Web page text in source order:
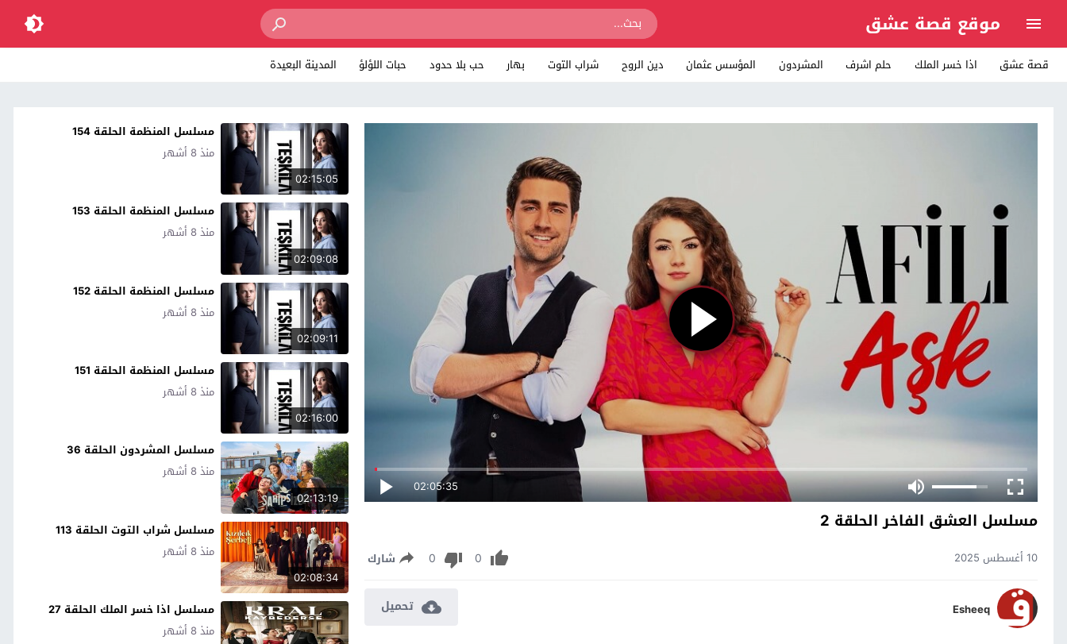
موقع قصة عشق
قصة عشق اذا خسر الملك حلم اشرف المشردون المؤسس عثمان دين الروح شراب التوت بهار حب بلا حدود حبات اللؤلؤ المدينة البعيدة
02:05:35
مسلسل العشق الفاخر الحلقة 2
10 أغسطس 2025 0
0 شارك
Esheeq تحميل
02:15:05
مسلسل المنظمة الحلقة 154
منذ 8 أشهر
02:09:08
مسلسل المنظمة الحلقة 153
منذ 8 أشهر
02:09:11
مسلسل المنظمة الحلقة 152
منذ 8 أشهر
02:16:00
مسلسل المنظمة الحلقة 151
منذ 8 أشهر
02:13:19
مسلسل المشردون الحلقة 36
منذ 8 أشهر
02:08:34
مسلسل شراب التوت الحلقة 113
منذ 8 أشهر
مسلسل اذا خسر الملك الحلقة 27
منذ 8 أشهر